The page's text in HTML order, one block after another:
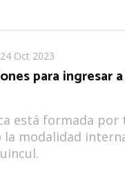
24 Oct 2023
para ingresar
está formada
la modalidad